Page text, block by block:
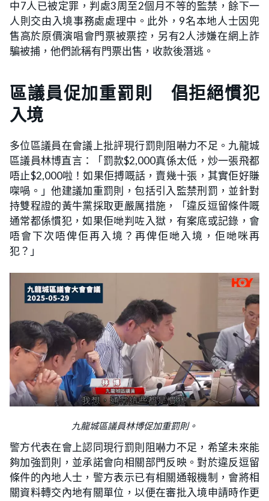
中7人已被定罪，判處3周至2個月不等的監禁，餘下一
人則交由入境事務處處理中。此外，9名本地人士因兜
售高於原價演唱會門票被票控，另有2人涉嫌在網上詐
騙被捕，他們訛稱有門票出售，收款後潛逃。
區議員促加重罰則 倡拒絕慣犯
入境
多位區議員在會議上批評現行罰則阻嚇力不足。九龍城
區議員林博直言：「罰款$2,000真係太低，炒一張飛都
唔止$2,000啦！如果佢搏嘅話，賣幾十張，其實佢好賺
㗎喎。」他建議加重罰則，包括引入監禁刑罰，並針對
持雙程證的黃牛黨採取更嚴厲措施，「違反逗留條件嘅
通常都係慣犯，如果佢哋判咗入獄，有案底或記錄，會
唔會下次唔俾佢再入境？再俾佢哋入境，佢哋咪再
犯？」
九龍城區議員林博促加重罰則。
警方代表在會上認同現行罰則阻嚇力不足，希望未來能
夠加強罰則，並承諾會向相關部門反映。對於違反逗留
條件的內地人士，警方表示已有相關通報機制，會將相
關資料轉交內地有關單位，以便在審批入境申請時作更